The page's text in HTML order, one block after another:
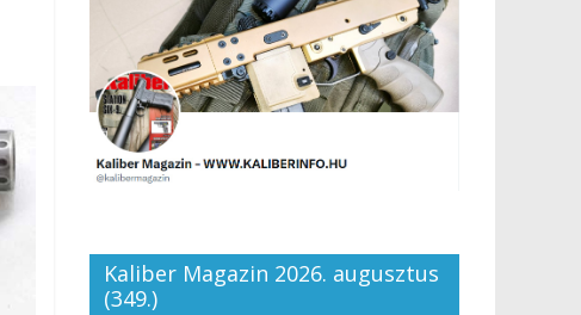
Kaliber Magazin 2026. augusztus
(349.)